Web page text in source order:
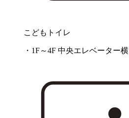
こどもトイレ
・1F～4F 中央エレベーター横